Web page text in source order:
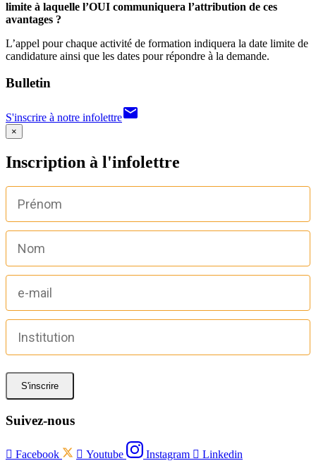
limite à laquelle l’OUI communiquera l’attribution de ces
avantages ?
L’appel pour chaque activité de formation indiquera la date limite de
candidature ainsi que les dates pour répondre à la demande.
Bulletin
S'inscrire à notre infolettreemail
×
Inscription à l'infolettre
S'inscrire
Suivez-nous
 Facebook  Youtube Instagram  Linkedin